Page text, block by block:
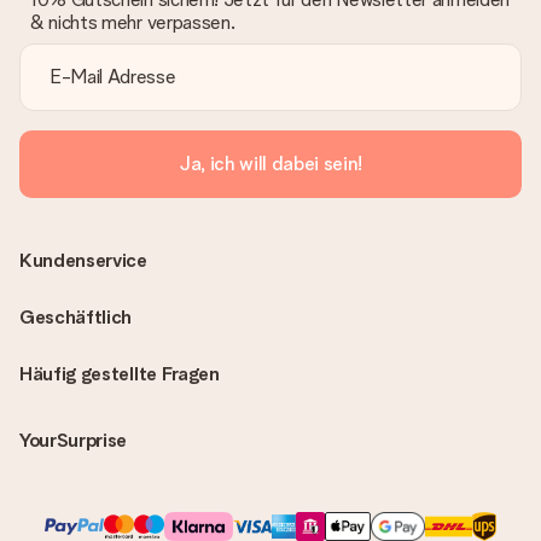
& nichts mehr verpassen.
Ja, ich will dabei sein!
Häufig gestellte Fragen
YourSurprise
Kundenservice
Geschäftlich